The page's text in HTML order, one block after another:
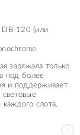
DB-120 (или
заряжала только
под более
и поддерживает
слота.